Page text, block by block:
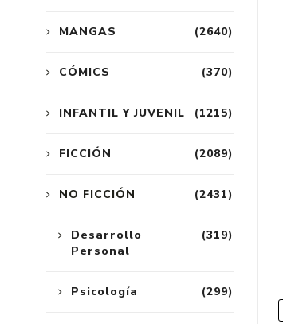
(2640)
MANGAS
(370)
CÓMICS
(1215)
INFANTIL Y JUVENIL
(2089)
FICCIÓN
(2431)
NO FICCIÓN
(319)
Desarrollo
Personal
(299)
Psicología